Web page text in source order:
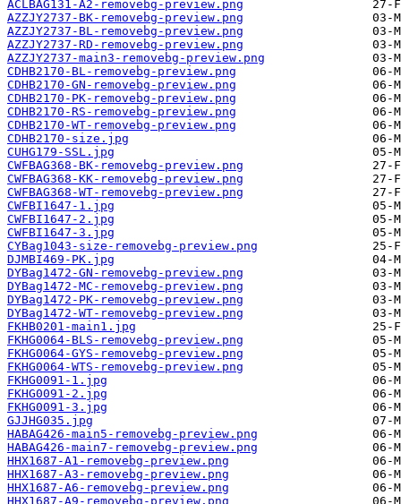
ACLBAG131-A2-removebg-preview.png
AZZJY2737-BK-removebg-preview.png
AZZJY2737-BL-removebg-preview.png
AZZJY2737-RD-removebg-preview.png
AZZJY2737-main3-removebg-preview.png
CDHB2170-BL-removebg-preview.png
CDHB2170-GN-removebg-preview.png
CDHB2170-PK-removebg-preview.png
CDHB2170-RS-removebg-preview.png
CDHB2170-WT-removebg-preview.png
CDHB2170-size.jpg
CUHG179-SSL.jpg
CWFBAG368-BK-removebg-preview.png
CWFBAG368-KK-removebg-preview.png
CWFBAG368-WT-removebg-preview.png
CWFBI1647-1.jpg
CWFBI1647-2.jpg
CWFBI1647-3.jpg
CYBag1043-size-removebg-preview.png
DJMBI469-PK.jpg
DYBag1472-GN-removebg-preview.png
DYBag1472-MC-removebg-preview.png
DYBag1472-PK-removebg-preview.png
DYBag1472-WT-removebg-preview.png
FKHB0201-main1.jpg
FKHG0064-BLS-removebg-preview.png
FKHG0064-GYS-removebg-preview.png
FKHG0064-WTS-removebg-preview.png
FKHG0091-1.jpg
FKHG0091-2.jpg
FKHG0091-3.jpg
GJJHG035.jpg
HABAG426-main5-removebg-preview.png
HABAG426-main7-removebg-preview.png
HHX1687-A1-removebg-preview.png
HHX1687-A3-removebg-preview.png
HHX1687-A6-removebg-preview.png
HHX1687-A9-removebg-preview.png